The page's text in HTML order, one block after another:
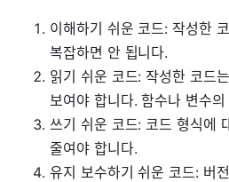
이해하기 쉬운 코드: 작성한
복잡하면 안 됩니다.
읽기 쉬운 코드: 작성한 코드
보여야 합니다. 함수나 변수
쓰기 쉬운 코드: 코드 형식에
줄여야 합니다.
유지 보수하기 쉬운 코드: 버